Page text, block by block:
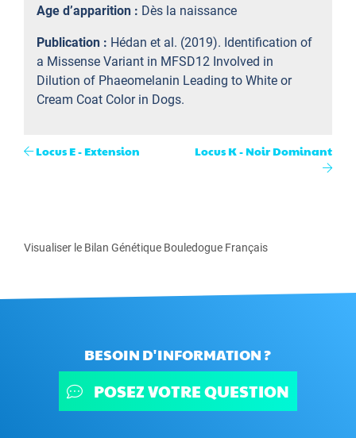
Age d’apparition : Dès la naissance
Publication : Hédan et al. (2019). Identification of
a Missense Variant in MFSD12 Involved in
Dilution of Phaeomelanin Leading to White or
Cream Coat Color in Dogs.
Locus E - Extension Locus K - Noir Dominant
Visualiser le Bilan Génétique Bouledogue Français
BESOIN D'INFORMATION ?
POSEZ VOTRE QUESTION